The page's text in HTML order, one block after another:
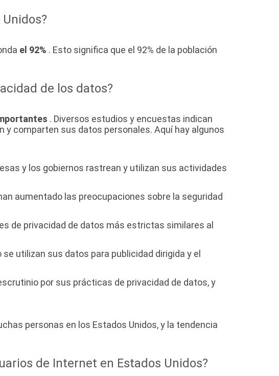
el 92% . Esto significa que el 92% de la población
de los datos?
. Diversos estudios y encuestas indican
comparten sus datos personales. Aquí hay algunos
y los gobiernos rastrean y utilizan sus actividades
aumentado las preocupaciones sobre la seguridad
de privacidad de datos más estrictas similares al
utilizan sus datos para publicidad dirigida y el
por sus prácticas de privacidad de datos, y
personas en los Estados Unidos, y la tendencia
de Internet en Estados Unidos?